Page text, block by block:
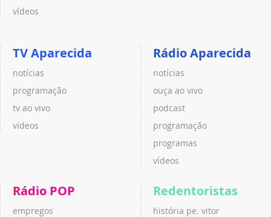
vídeos
TV Aparecida
notícias
programação
tv ao vivo
vídeos
Rádio Aparecida
notícias
ouça ao vivo
podcast
programação
programas
vídeos
Rádio POP
empregos
Redentoristas
história pe. vitor